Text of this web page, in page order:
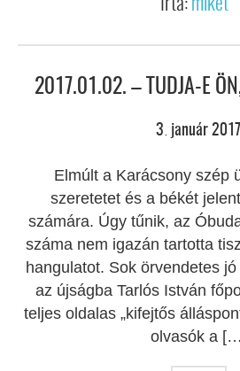
Írta: miket
2017.01.02. – TUDJA-E
3. január 2017
Elmúlt a Karácsony szép
szeretetet és a békét
számára. Úgy tűnik, az
száma nem igazán tartotta
hangulatot. Sok örvendetes
az újságba Tarlós István
teljes oldalas „kifejtős
olvasók a